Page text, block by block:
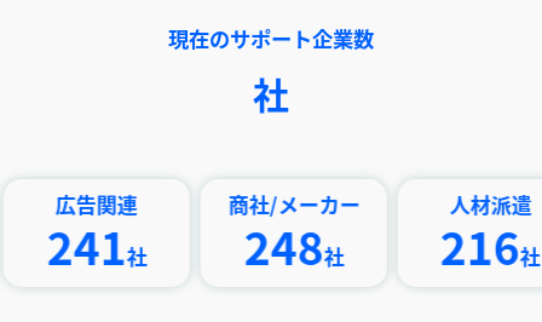
現在のサポート企業数
社
告関連
社
商社/メーカー
248社
人材派遣
216社